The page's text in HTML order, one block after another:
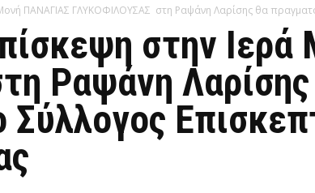
ΠΑΝΑΓΙΑΣ ΓΛΥΚΟΦΙΛΟΥΣΑΣ στη Ραψάνη Λαρίσης θα
στην
Ραψάνη
Σύλλογος